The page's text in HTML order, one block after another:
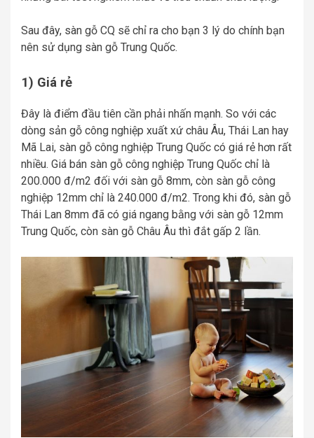
Sau đây, sàn gỗ CQ sẽ chỉ ra cho bạn 3 lý do chính bạn
nên sử dụng sàn gỗ Trung Quốc.
1) Giá rẻ
Đây là điểm đầu tiên cần phải nhấn mạnh. So với các
dòng sản gỗ công nghiệp xuất xứ châu Âu, Thái Lan hay
Mã Lai, sàn gỗ công nghiệp Trung Quốc có giá rẻ hơn rất
nhiều. Giá bán sàn gỗ công nghiệp Trung Quốc chỉ là
200.000 đ/m2 đối với sàn gỗ 8mm, còn sàn gỗ công
nghiệp 12mm chỉ là 240.000 đ/m2. Trong khi đó, sàn gỗ
Thái Lan 8mm đã có giá ngang bằng với sàn gỗ 12mm
Trung Quốc, còn sàn gỗ Châu Âu thì đắt gấp 2 lần.